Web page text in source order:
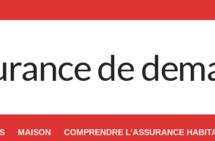
de
MAISON COMPRENDRE L’ASSURANCE